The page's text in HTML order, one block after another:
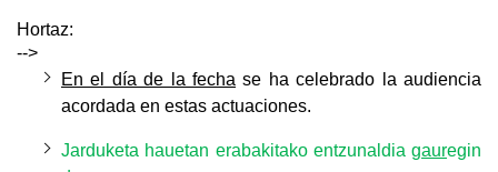
Hortaz:
-->
En el día de la fecha se ha celebrado la audiencia
acordada en estas actuaciones.
Jarduketa hauetan erabakitako entzunaldia gauregin